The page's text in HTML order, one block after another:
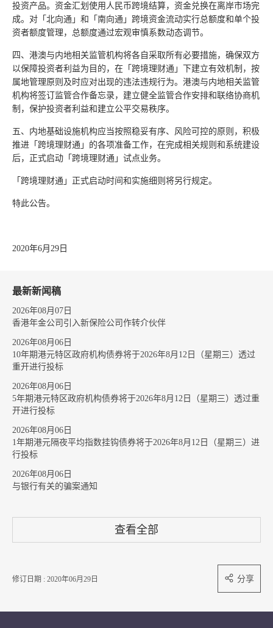
投资产品。资金汇划使用人民币跨境结算，资金兑换在离岸市场完
成。对「北向通」和「南向通」跨境资金流动实行总额度和单个投
资者额度管理，总额度通过宏观审慎系数动态调节。
四、港澳与内地相关监管机构将各自采取所有必要措施，确保双方
以保障投资者利益为目的，在「跨境理财通」下建立有效机制，按
属地管理原则及时应对出现的违法违规行为。港澳与内地相关监管
机构将签订监管合作备忘录，建立健全监管合作安排和联络协商机
制，保护投资者利益和建立公平交易秩序。
五、内地基础设施机构应当按照稳妥有序、风险可控的原则，积极
推进「跨境理财通」的各项准备工作，在完成相关规则和系统建设
后，正式启动「跨境理财通」试点业务。
「跨境理财通」正式启动时间和实施细则将另行规定。
特此公告。
2020年6月29日
最新新闻稿
2026年08月07日
香港年金公司引入新保险公司作转介伙伴
2026年08月06日
10年期港元特区政府机构债券将于2026年8月12日（星期三）透过
重开进行投标
2026年08月06日
5年期港元特区政府机构债券将于2026年8月12日（星期三）透过重
开进行投标
2026年08月06日
1年期港元隔夜平均指数挂钩债券将于2026年8月12日（星期三）进
行投标
2026年08月06日
与银行有关的骗案通知
查看全部
修订日期 : 2020年06月29日 分享